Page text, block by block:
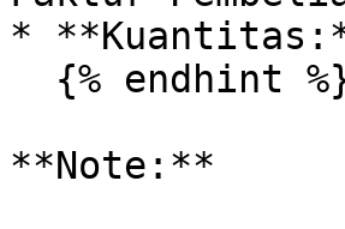
*
**Note:**